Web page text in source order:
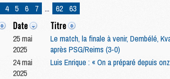
4 5 6 7 ... 62 63
Date Titre
25 mai
2025
Le match, la finale à venir, Dembélé,
après PSG/Reims (3-0)
24 mai
2025
Luis Enrique : « On a préparé depuis